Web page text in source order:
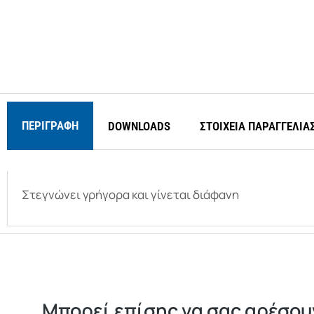
ΠΕΡΙΓΡΑΦΉ DOWNLOADS ΣΤΟΙΧΕΙΑ
Στεγνώνει γρήγορα και γίνεται διάφανη